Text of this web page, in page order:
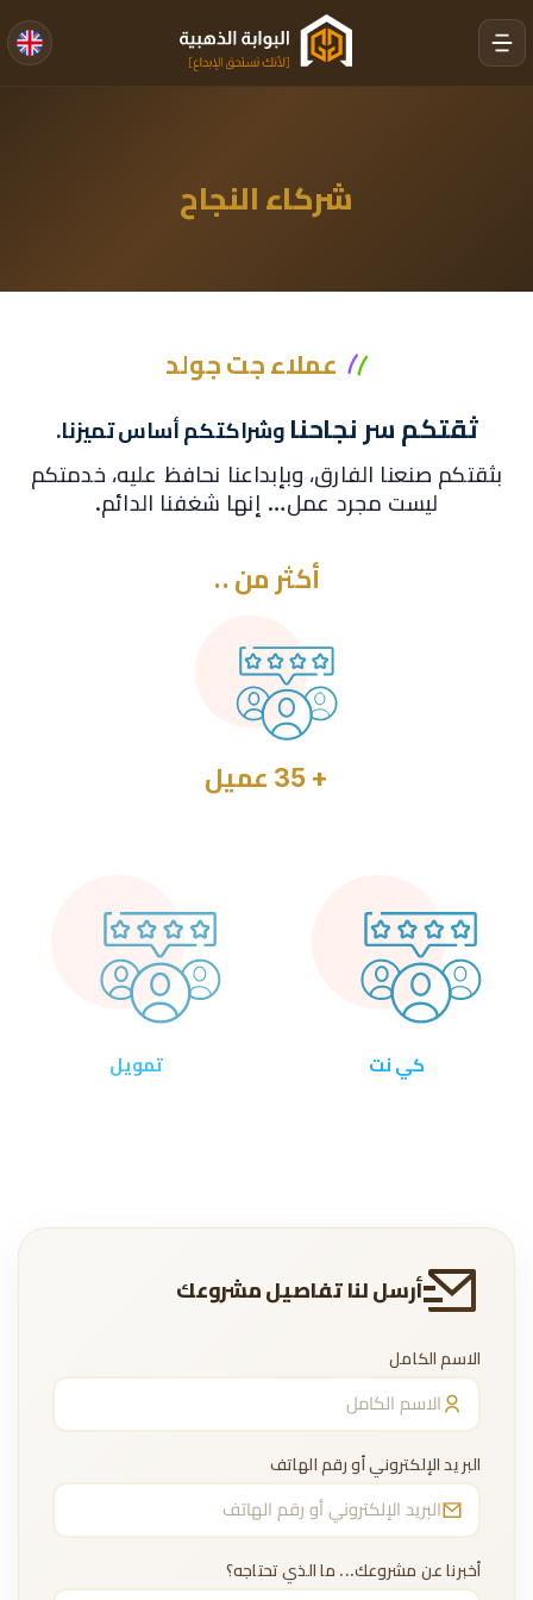
شركاء النجاح
عملاء جت جولد
ثقتكم سر نجاحنا وشراكتكم أساس تميزنا.
بثقتكم صنعنا الفارق، وبإبداعنا نحافظ عليه، خدمتكم
ليست مجرد عمل… إنها شغفنا الدائم.
أكثر من ..
+ 35 عميل
كي نت تمويل
أرسل لنا تفاصيل مشروعك
الاسم الكامل
البريد الإلكتروني أو رقم الهاتف
أخبرنا عن مشروعك... ما الذي تحتاجه؟